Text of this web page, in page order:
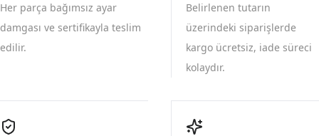
Her parça bağımsız ayar
damgası ve sertifikayla teslim
edilir.
Belirlenen tutarın
üzerindeki siparişlerde
kargo ücretsiz, iade süreci
kolaydır.